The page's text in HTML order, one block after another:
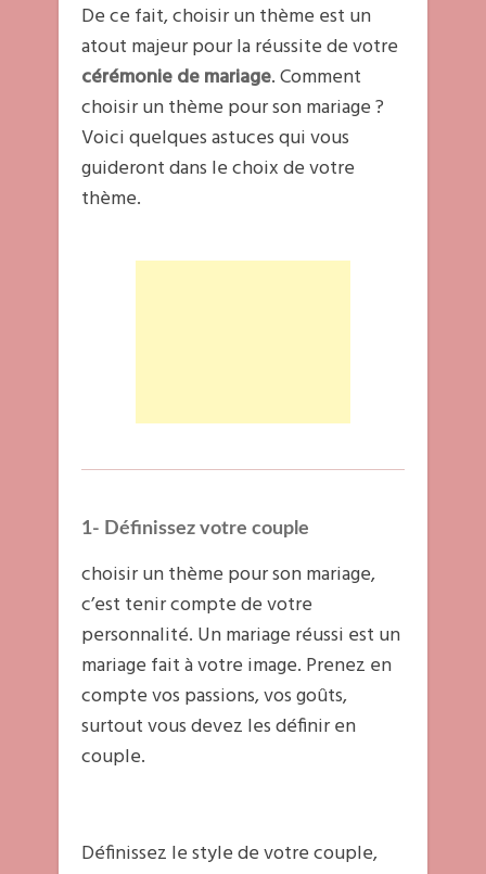
De ce fait, choisir un thème est un
atout majeur pour la réussite de votre
cérémonie de mariage. Comment
choisir un thème pour son mariage ?
Voici quelques astuces qui vous
guideront dans le choix de votre
thème.
1- Définissez votre couple
choisir un thème pour son mariage,
c’est tenir compte de votre
personnalité. Un mariage réussi est un
mariage fait à votre image. Prenez en
compte vos passions, vos goûts,
surtout vous devez les définir en
couple.
Définissez le style de votre couple,